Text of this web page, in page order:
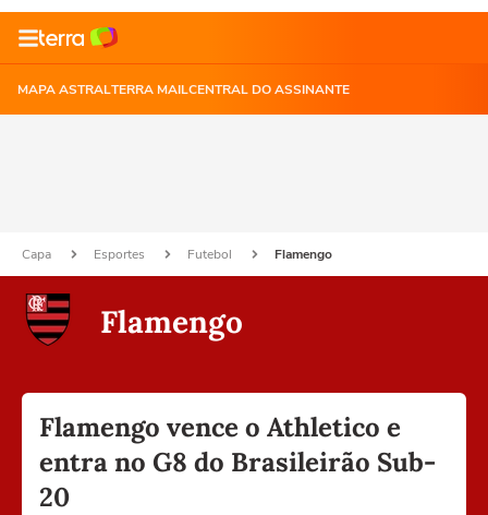
MAPA ASTRALTERRA MAILCENTRAL DO ASSINANTE
Capa Esportes Futebol Flamengo
Flamengo
Flamengo vence o Athletico e
entra no G8 do Brasileirão Sub-
20